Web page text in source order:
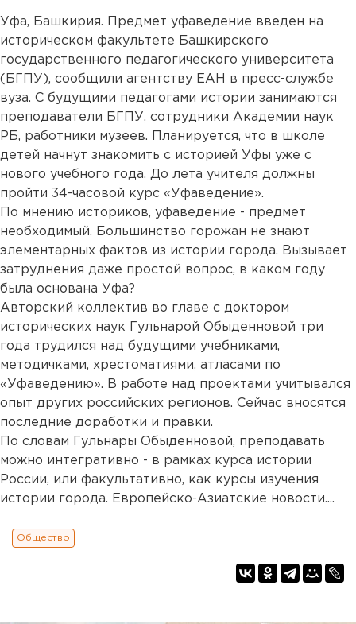
Уфа, Башкирия. Предмет уфаведение введен на
историческом факультете Башкирского
государственного педагогического университета
(БГПУ), сообщили агентству ЕАН в пресс-службе
вуза. С будущими педагогами истории занимаются
преподаватели БГПУ, сотрудники Академии наук
РБ, работники музеев. Планируется, что в школе
детей начнут знакомить с историей Уфы уже с
нового учебного года. До лета учителя должны
пройти 34-часовой курс «Уфаведение».
По мнению историков, уфаведение - предмет
необходимый. Большинство горожан не знают
элементарных фактов из истории города. Вызывает
затруднения даже простой вопрос, в каком году
была основана Уфа?
Авторский коллектив во главе с доктором
исторических наук Гульнарой Обыденновой три
года трудился над будущими учебниками,
методичками, хрестоматиями, атласами по
«Уфаведению». В работе над проектами учитывался
опыт других российских регионов. Сейчас вносятся
последние доработки и правки.
По словам Гульнары Обыденновой, преподавать
можно интегративно - в рамках курса истории
России, или факультативно, как курсы изучения
истории города. Европейско-Азиатские новости....
Общество